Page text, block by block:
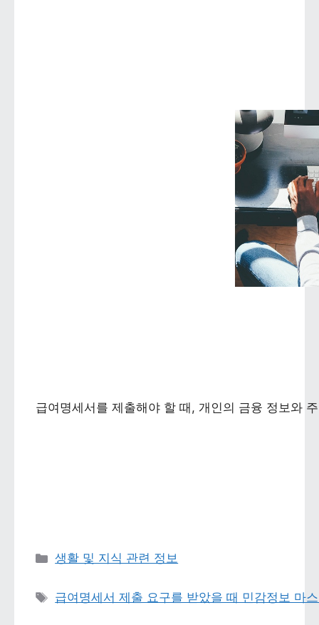
급여명세서를 제출해야 할 때, 개인의 금융 정보와
카테고리
생활 및 지식 관련 정보
태그
급여명세서 제출 요구를 받았을 때 민감정보 마